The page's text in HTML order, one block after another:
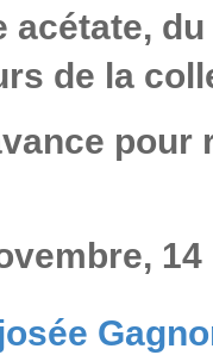
acétate,
de la